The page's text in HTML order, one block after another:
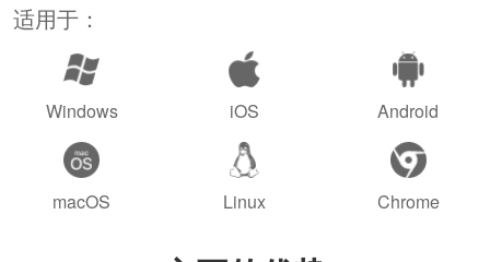
适用于：
Windows iOS Android
macOS Linux Chrome